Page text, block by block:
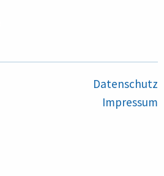
Datenschutz
Impressum